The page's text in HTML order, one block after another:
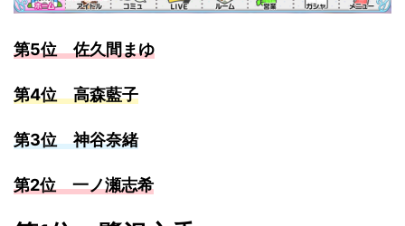
第5位 佐久間まゆ
第4位 高森藍子
第3位 神谷奈緒
第2位 一ノ瀬志希